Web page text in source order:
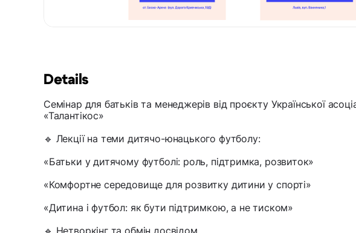
Details
Семінар для батьків та менеджерів від проєкту Української
«Талантікос»
🔹 Лекції на теми дитячо-юнацького футболу:
«Батьки у дитячому футболі: роль, підтримка, розвиток»
«Комфортне середовище для розвитку дитини у спорті»
«Дитина і футбол: як бути підтримкою, а не тиском»